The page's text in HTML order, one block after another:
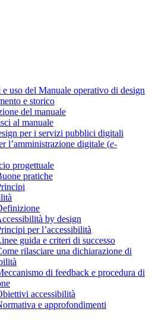
e uso del Manuale operativo di design
e storico
del manuale
al manuale
per i servizi pubblici digitali
l’amministrazione digitale (e-
progettuale
pratiche
by design
per l’accessibilità
guida e criteri di successo
rilasciare una dichiarazione di
di feedback e procedura di
accessibilità
e approfondimenti